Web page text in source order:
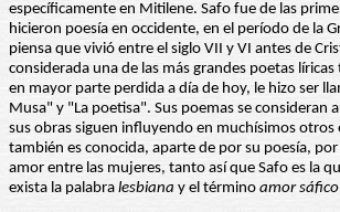
específicamente en Mitilene. Safo fue de las
hicieron poesía en occidente, en el período de la
piensa que vivió entre el siglo VII y VI antes de
considerada una de las más grandes poetas
en mayor parte perdida a día de hoy, le hizo ser
Musa" y "La poetisa". Sus poemas se consideran
sus obras siguen influyendo en muchísimos otros
también es conocida, aparte de por su poesía,
amor entre las mujeres, tanto así que Safo es la
exista la palabra lesbiana y el término amor sáfico